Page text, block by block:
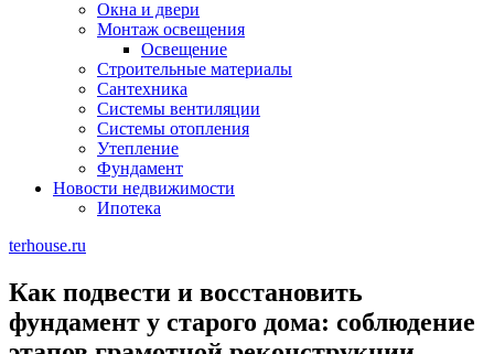
Окна и двери
Монтаж освещения
Освещение
Строительные материалы
Сантехника
Системы вентиляции
Системы отопления
Утепление
Фундамент
Новости недвижимости
Ипотека
terhouse.ru
Как подвести и восстановить
фундамент у старого дома: соблюдение